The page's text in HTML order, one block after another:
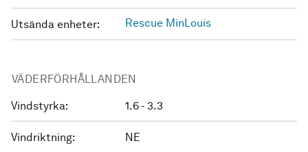
Utsända enheter: Rescue MinLouis
VÄDERFÖRHÅLLANDEN
Vindstyrka: 1.6 - 3.3
Vindriktning: NE